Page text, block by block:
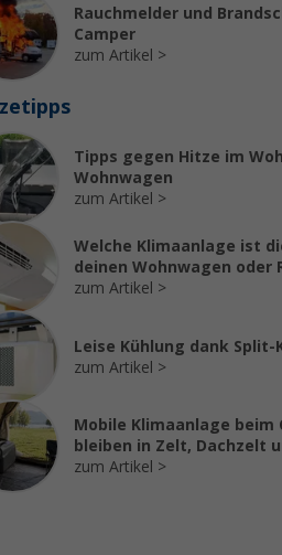
Rauchmelder und
Camper
zum Artikel
Tipps gegen Hitze im
Wohnwagen
zum Artikel
Welche Klimaanlage ist
deinen Wohnwagen oder
zum Artikel
Leise Kühlung dank Split-
zum Artikel
Mobile Klimaanlage beim
bleiben in Zelt, Dachzelt
zum Artikel